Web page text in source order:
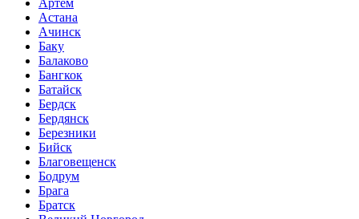
Артем
Астана
Ачинск
Баку
Балаково
Бангкок
Батайск
Бердск
Бердянск
Березники
Бийск
Благовещенск
Бодрум
Брага
Братск